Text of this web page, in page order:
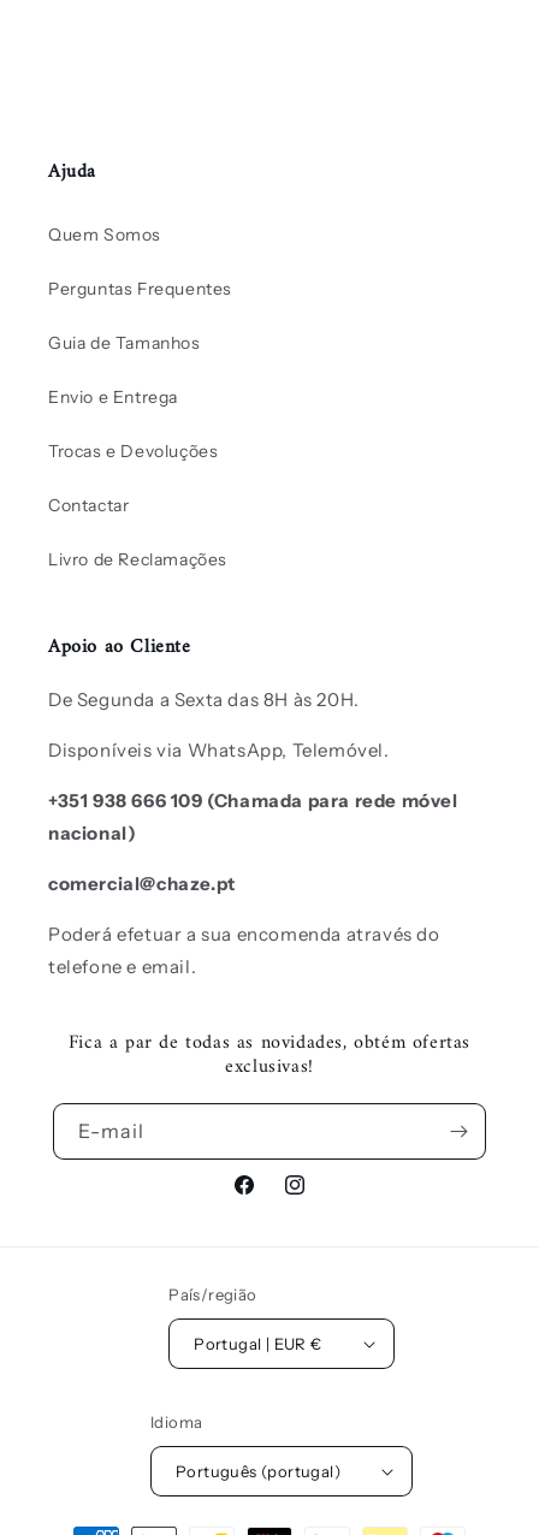
Ajuda
Quem Somos
Perguntas Frequentes
Guia de Tamanhos
Envio e Entrega
Trocas e Devoluções
Contactar
Livro de Reclamações
Apoio ao Cliente
De Segunda a Sexta das 8H às 20H.
Disponíveis via WhatsApp, Telemóvel.
+351 938 666 109 (Chamada para rede móvel
nacional)
comercial@chaze.pt
Poderá efetuar a sua encomenda através do
telefone e email.
Fica a par de todas as novidades, obtém ofertas
exclusivas!
E-mail
FacebookInstagram
País/região
Portugal | EUR €
Idioma
Português (portugal)
Métodos